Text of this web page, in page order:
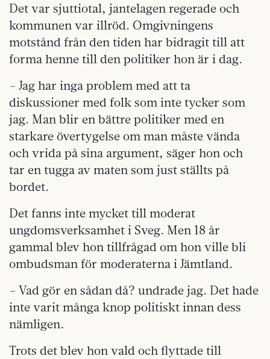
Det var sjuttiotal, jantelagen regerade och
kommunen var illröd. Omgivningens
motstånd från den tiden har bidragit till att
forma henne till den politiker hon är i dag.
– Jag har inga problem med att ta
diskussioner med folk som inte tycker som
jag. Man blir en bättre politiker med en
starkare övertygelse om man måste vända
och vrida på sina argument, säger hon och
tar en tugga av maten som just ställts på
bordet.
Det fanns inte mycket till moderat
ungdomsverksamhet i Sveg. Men 18 år
gammal blev hon tillfrågad om hon ville bli
ombudsman för moderaterna i Jämtland.
– Vad gör en sådan då? undrade jag. Det hade
inte varit många knop politiskt innan dess
nämligen.
Trots det blev hon vald och flyttade till